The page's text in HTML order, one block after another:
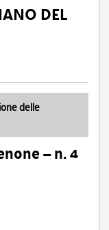
DEL
delle
– n. 4